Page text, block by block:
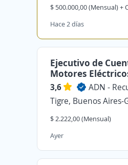
$ 500.000,00 (Mensual) +
Hace 2 días
Ejecutivo de
Motores
3,6
ADN -
Tigre, Buenos Aires-
$ 2.222,00 (Mensual)
Ayer